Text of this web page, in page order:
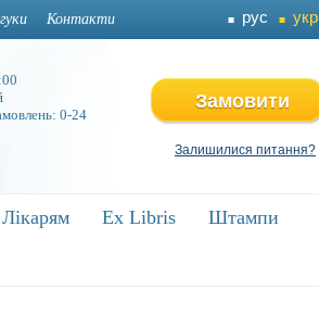
Контакти рус укр
0-24
Замовити
Залишилися питання?
Лікарям
Лікарям Ex Libris
Ex Libris Штампи
Штампи